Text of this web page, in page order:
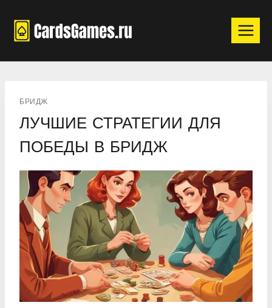
БРИДЖ
ЛУЧШИЕ СТРАТЕГИИ ДЛЯ
ПОБЕДЫ В БРИДЖ